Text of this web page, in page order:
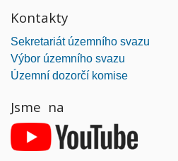
Kontakty
Sekretariát územního svazu
Výbor územního svazu
Územní dozorčí komise
Jsme na